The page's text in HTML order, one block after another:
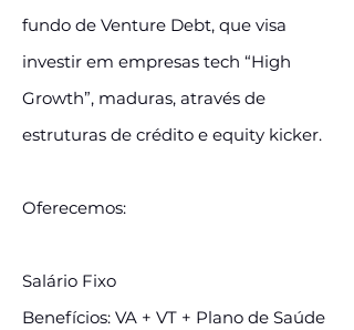
fundo de Venture Debt, que visa
investir em empresas tech “High
Growth”, maduras, através de
estruturas de crédito e equity kicker.
Oferecemos:
Salário Fixo
Benefícios: VA + VT + Plano de Saúde